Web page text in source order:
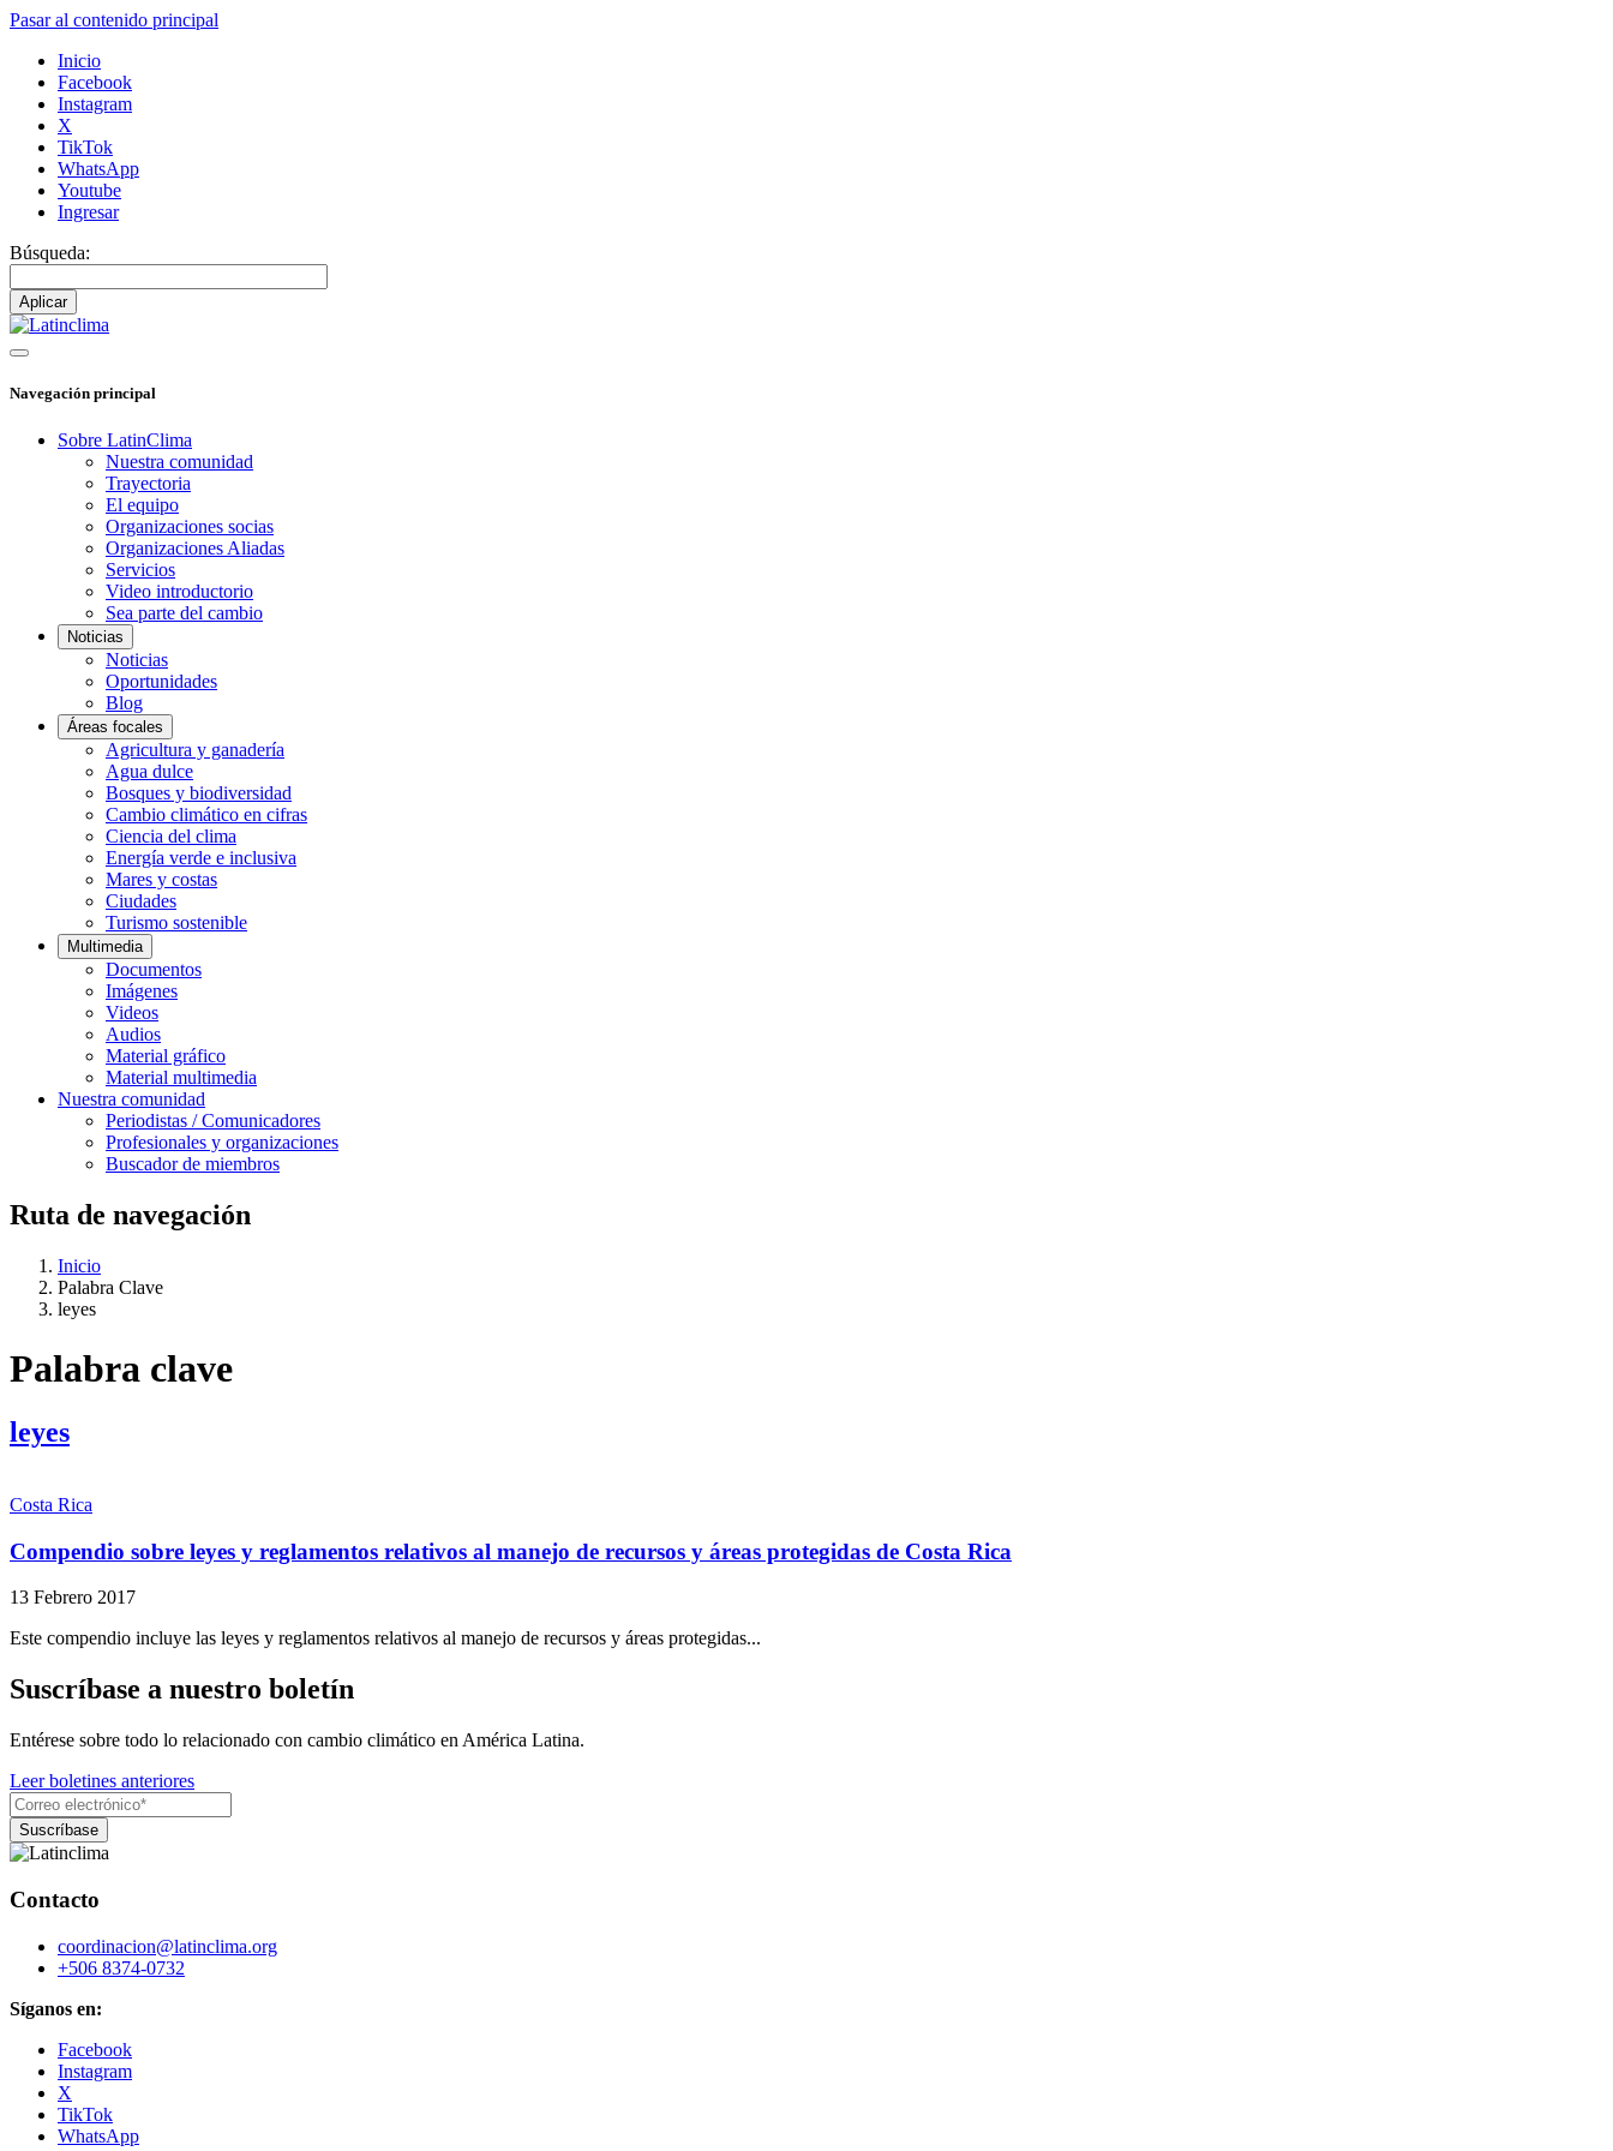
Pasar al contenido principal
Inicio
Facebook
Instagram
X
TikTok
WhatsApp
Youtube
Ingresar
Búsqueda:
Navegación principal
Sobre LatinClima
Nuestra comunidad
Trayectoria
El equipo
Organizaciones socias
Organizaciones Aliadas
Servicios
Video introductorio
Sea parte del cambio
Noticias
Noticias
Oportunidades
Blog
Áreas focales
Agricultura y ganadería
Agua dulce
Bosques y biodiversidad
Cambio climático en cifras
Ciencia del clima
Energía verde e inclusiva
Mares y costas
Ciudades
Turismo sostenible
Multimedia
Documentos
Imágenes
Videos
Audios
Material gráfico
Material multimedia
Nuestra comunidad
Periodistas / Comunicadores
Profesionales y organizaciones
Buscador de miembros
Ruta de navegación
Inicio
Palabra Clave
leyes
Palabra clave
leyes
Costa Rica
Compendio sobre leyes y reglamentos relativos al manejo de recursos y áreas protegidas de Costa Rica
13 Febrero 2017
Este compendio incluye las leyes y reglamentos relativos al manejo de recursos y áreas protegidas...
Suscríbase a nuestro boletín
Entérese sobre todo lo relacionado con cambio climático en América Latina.
Leer boletines anteriores
Contacto
coordinacion@latinclima.org
+506 8374-0732
Síganos en:
Facebook
Instagram
X
TikTok
WhatsApp